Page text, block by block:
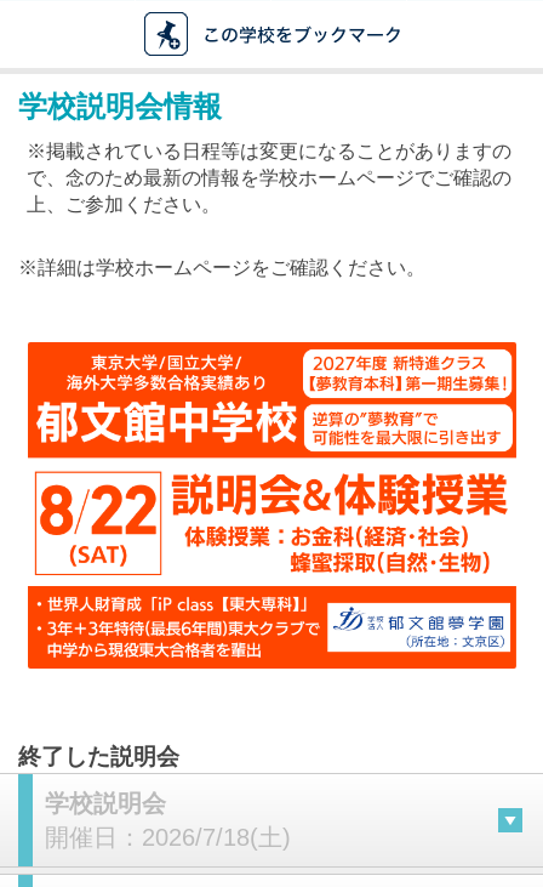
最近見た学校
ブックマークした学校
ブックマークした学校はありません
学校説明会情報
※掲載されている日程等は変更になることがありますの
で、念のため最新の情報を学校ホームページでご確認の
上、ご参加ください。
※詳細は学校ホームページをご確認ください。
終了した説明会
学校説明会
開催日： 2026/7/18(土)